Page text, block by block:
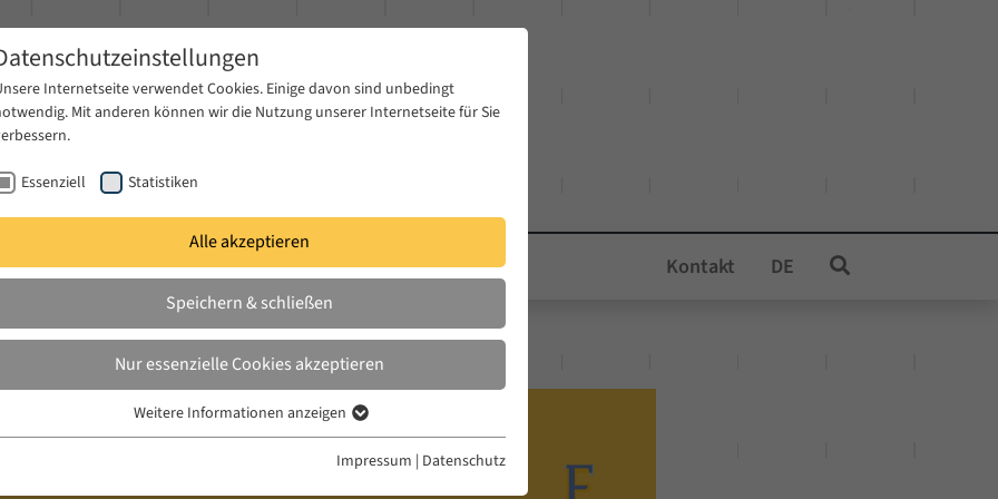
Publikationen Projekte News & Presse Kontakt DE
Internetseite verwendet Cookies. Einige davon sind unbedingt
Mit anderen können wir die Nutzung unserer Internetseite für Sie
Essenziell Statistiken
Alle akzeptieren
Speichern & schließen
Nur essenzielle Cookies akzeptieren
Essenzielle Cookies werden für grundlegende Funktionen der Webseite
Weitere Informationen anzeigen
Impressum | Datenschutz